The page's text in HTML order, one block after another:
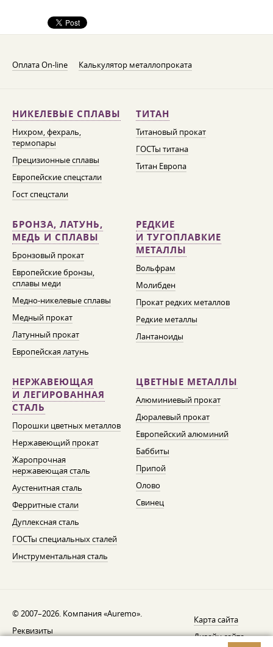
Оплата On-line Калькулятор металлопроката
НИКЕЛЕВЫЕ СПЛАВЫ
Нихром, фехраль,
термопары
Прецизионные сплавы
Европейские спецстали
Гост спецстали
ТИТАН
Титановый прокат
ГОСТы титана
Титан Европа
БРОНЗА, ЛАТУНЬ,
МЕДЬ И СПЛАВЫ
Бронзовый прокат
Европейские бронзы,
сплавы меди
Медно-никелевые сплавы
Медный прокат
Латунный прокат
Европейская латунь
РЕДКИЕ
И ТУГОПЛАВКИЕ
МЕТАЛЛЫ
Вольфрам
Молибден
Прокат редких металлов
Редкие металлы
Лантаноиды
НЕРЖАВЕЮЩАЯ
И ЛЕГИРОВАННАЯ
СТАЛЬ
Порошки цветных металлов
Нержавеющий прокат
Жаропрочная
нержавеющая сталь
Аустенитная сталь
Ферритные стали
Дуплексная сталь
ГОСТы специальных сталей
Инструментальная сталь
ЦВЕТНЫЕ МЕТАЛЛЫ
Алюминиевый прокат
Дюралевый прокат
Европейский алюминий
Баббиты
Припой
Олово
Свинец
© 2007–2026. Компания «Auremo».
Реквизиты
Карта сайта
Дизайн сайта —